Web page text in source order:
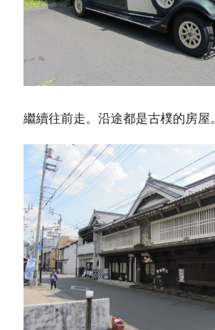
繼續往前走。沿途都是古樸的房屋。